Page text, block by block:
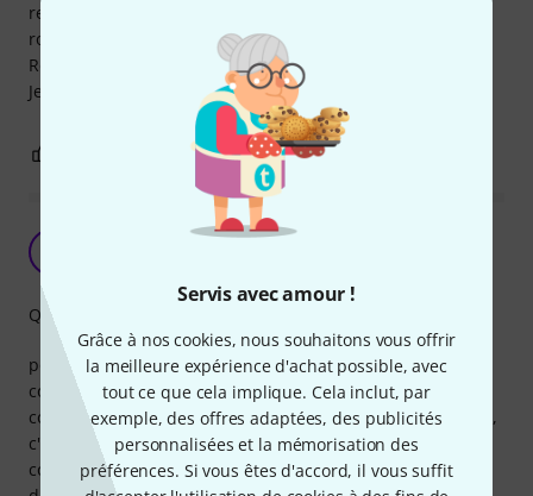
Servis avec amour !
Grâce à nos cookies, nous souhaitons vous offrir
la meilleure expérience d'achat possible, avec
tout ce que cela implique. Cela inclut, par
exemple, des offres adaptées, des publicités
personnalisées et la mémorisation des
préférences. Si vous êtes d'accord, il vous suffit
retour voix à un secon juste à côté, parfait, flexible mais
robuste, tiens le coups depuis son achat il y a des mois.
Résiste au montage / démontage sans sourciller !
Je recommande !
SIGNALER L'ÉVALUATION
un petit cable raccord impeccable !
pour les raccords XLR male-femelle de faible distance, ce
cordon fait parfaitement son travail depuis 4 ans ! des
connecteurs thomann sans soucis, et des cables silencieux,
c'est tout ce que l'on peut demander. leur prix est très
compétitif et de toute évidence leur qualité est durable
Qualité de fabrication